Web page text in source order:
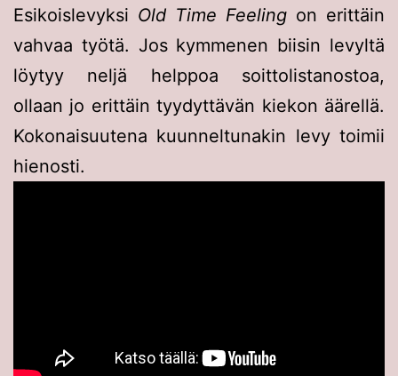
Esikoislevyksi Old Time Feeling on erittäin
vahvaa työtä. Jos kymmenen biisin levyltä
löytyy neljä helppoa soittolistanostoa,
ollaan jo erittäin tyydyttävän kiekon äärellä.
Kokonaisuutena kuunneltunakin levy toimii
hienosti.